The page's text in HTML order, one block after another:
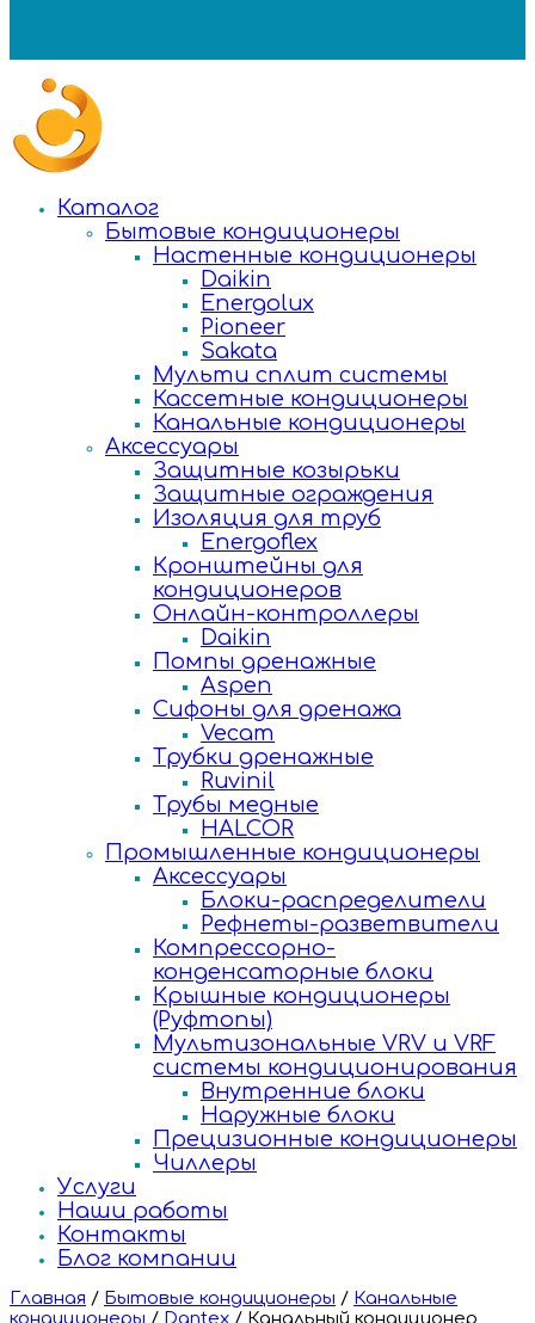
Каталог
Бытовые кондиционеры
Настенные кондиционеры
Daikin
Energolux
Pioneer
Sakata
Мульти сплит системы
Кассетные кондиционеры
Канальные кондиционеры
Аксессуары
Защитные козырьки
Защитные ограждения
Изоляция для труб
Energoflex
Кронштейны для
кондиционеров
Онлайн-контроллеры
Daikin
Помпы дренажные
Aspen
Сифоны для дренажа
Vecam
Трубки дренажные
Ruvinil
Трубы медные
HALCOR
Промышленные кондиционеры
Аксессуары
Блоки-распределители
Рефнеты-разветвители
Компрессорно-
конденсаторные блоки
Крышные кондиционеры
(Руфтопы)
Мультизональные VRV и VRF
системы кондиционирования
Внутренние блоки
Наружные блоки
Прецизионные кондиционеры
Чиллеры
Услуги
Наши работы
Контакты
Блог компании
Главная / Бытовые кондиционеры / Канальные
кондиционеры / Dantex / Канальный кондиционер